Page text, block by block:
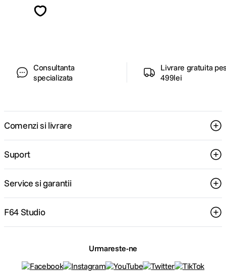
Consultanta
specializata
Livrare gratuita
499lei
Comenzi si livrare
Suport
Service si garantii
F64 Studio
Urmareste-ne